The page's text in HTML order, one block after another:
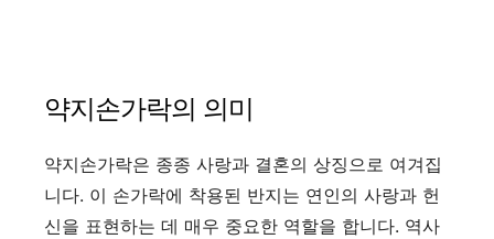
약지손가락의 의미
약지손가락은 종종 사랑과 결혼의 상징으로 여겨집
니다. 이 손가락에 착용된 반지는 연인의 사랑과 헌
신을 표현하는 데 매우 중요한 역할을 합니다. 역사